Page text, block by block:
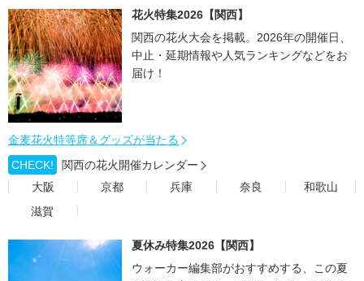
花火特集2026【関西】
関西の花火大会を掲載。2026年の開催日、
中止・延期情報や人気ランキングなどをお
届け！
金麦花火特等席＆グッズが当たる
CHECK!
関西の花火開催カレンダー
大阪
京都 兵庫 奈良
和歌山
滋賀
夏休み特集2026【関西】
ウォーカー編集部がおすすめする、この夏